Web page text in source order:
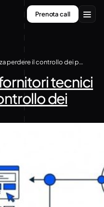
Prenota call
Come gestire più fornitori tecnici senza perdere il controllo dei progetti
tecnici
dei